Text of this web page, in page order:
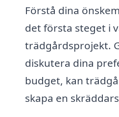
Förstå dina
det första steget i
trädgårdsprojekt.
diskutera dina
budget, kan
skapa en